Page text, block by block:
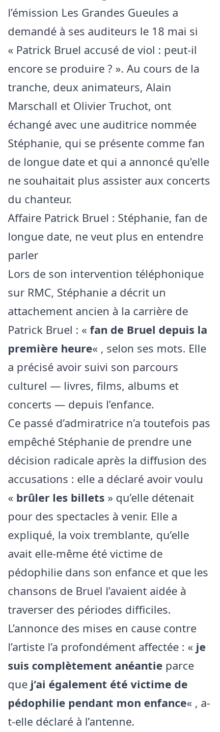
l’émission Les Grandes Gueules a
demandé à ses auditeurs le 18 mai si
« Patrick Bruel accusé de viol : peut-il
encore se produire ? ». Au cours de la
tranche, deux animateurs, Alain
Marschall et Olivier Truchot, ont
échangé avec une auditrice nommée
Stéphanie, qui se présente comme fan
de longue date et qui a annoncé qu’elle
ne souhaitait plus assister aux concerts
du chanteur.
Affaire Patrick Bruel : Stéphanie, fan de
longue date, ne veut plus en entendre
parler
Lors de son intervention téléphonique
sur RMC, Stéphanie a décrit un
attachement ancien à la carrière de
Patrick Bruel : « fan de Bruel depuis la
première heure« , selon ses mots. Elle
a précisé avoir suivi son parcours
culturel — livres, films, albums et
concerts — depuis l’enfance.
Ce passé d’admiratrice n’a toutefois pas
empêché Stéphanie de prendre une
décision radicale après la diffusion des
accusations : elle a déclaré avoir voulu
« brûler les billets » qu’elle détenait
pour des spectacles à venir. Elle a
expliqué, la voix tremblante, qu’elle
avait elle-même été victime de
pédophilie dans son enfance et que les
chansons de Bruel l’avaient aidée à
traverser des périodes difficiles.
L’annonce des mises en cause contre
l’artiste l’a profondément affectée : « je
suis complètement anéantie parce
que j’ai également été victime de
pédophilie pendant mon enfance« , a-
t-elle déclaré à l’antenne.